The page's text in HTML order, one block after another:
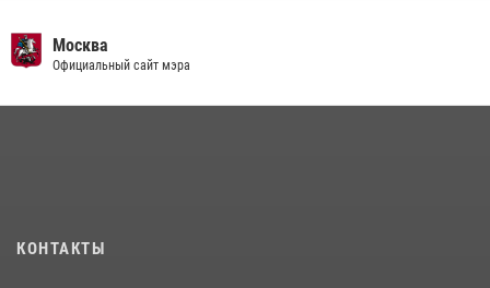
чемпионат по самбо (виео)
15 июля 2026, 14:00 8
матче в Москве обеспечила Росгвардия (видео)
Москва
Официальный сайт мэра
КОНТАКТЫ